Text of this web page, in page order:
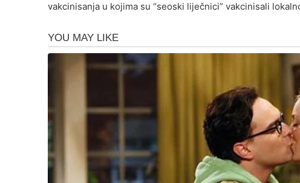
vakcinisanja u kojima su “seoski liječnici” vakcinisali